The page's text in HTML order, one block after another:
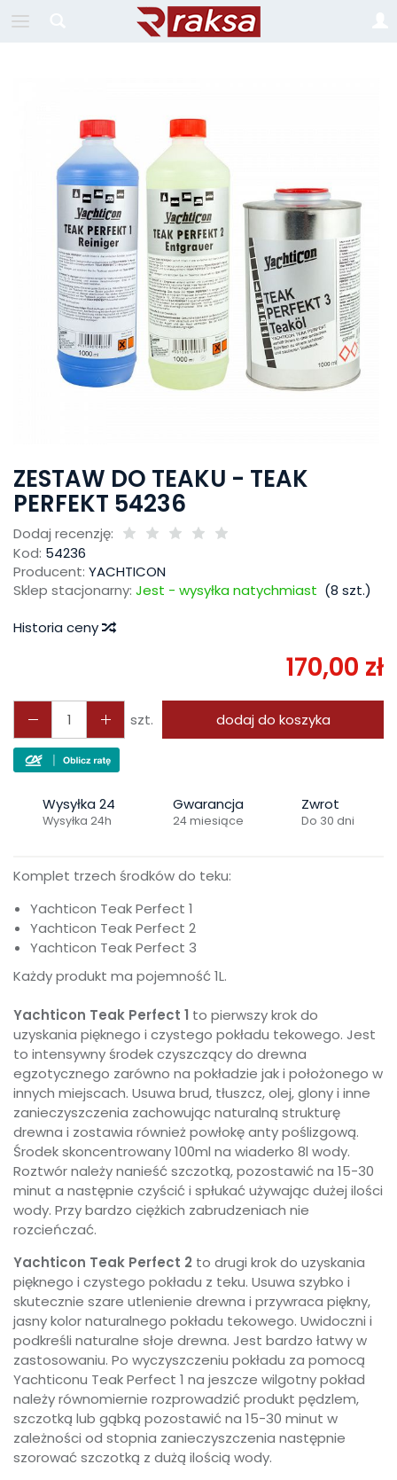
ZESTAW DO TEAKU - TEAK
PERFEKT 54236
Dodaj recenzję:
Kod: 54236
Producent: YACHTICON
Sklep stacjonarny: Jest - wysyłka natychmiast (8 szt.)
Historia ceny
170,00 zł
szt. dodaj do koszyka
Wysyłka 24
Wysyłka 24h
Gwarancja
24 miesiące
Zwrot
Do 30 dni
Komplet trzech środków do teku:
Yachticon Teak Perfect 1
Yachticon Teak Perfect 2
Yachticon Teak Perfect 3
Każdy produkt ma pojemność 1L.
Yachticon Teak Perfect 1 to pierwszy krok do
uzyskania pięknego i czystego pokładu tekowego. Jest
to intensywny środek czyszczący do drewna
egzotycznego zarówno na pokładzie jak i położonego w
innych miejscach. Usuwa brud, tłuszcz, olej, glony i inne
zanieczyszczenia zachowując naturalną strukturę
drewna i zostawia również powłokę anty poślizgową.
Środek skoncentrowany 100ml na wiaderko 8l wody.
Roztwór należy nanieść szczotką, pozostawić na 15-30
minut a następnie czyścić i spłukać używając dużej ilości
wody. Przy bardzo ciężkich zabrudzeniach nie
rozcieńczać.
Yachticon Teak Perfect 2 to drugi krok do uzyskania
pięknego i czystego pokładu z teku. Usuwa szybko i
skutecznie szare utlenienie drewna i przywraca piękny,
jasny kolor naturalnego pokładu tekowego. Uwidoczni i
podkreśli naturalne słoje drewna. Jest bardzo łatwy w
zastosowaniu. Po wyczyszczeniu pokładu za pomocą
Yachticonu Teak Perfect 1 na jeszcze wilgotny pokład
należy równomiernie rozprowadzić produkt pędzlem,
szczotką lub gąbką pozostawić na 15-30 minut w
zależności od stopnia zanieczyszczenia następnie
szorować szczotką z dużą ilością wody.